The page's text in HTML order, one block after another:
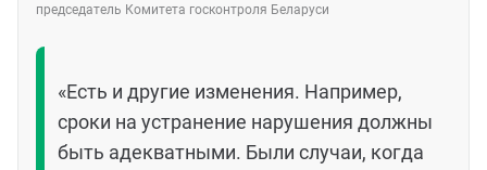
председатель Комитета госконтроля Беларуси
«Есть и другие изменения. Например,
сроки на устранение нарушения должны
быть адекватными. Были случаи, когда